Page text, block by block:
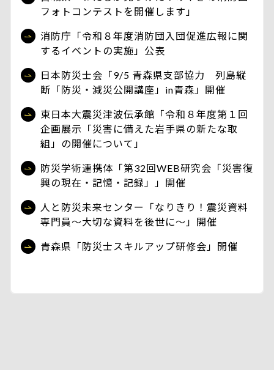
フォトコンテストを開催します」
消防庁「令和８年度消防団入団促進広報に関
するイベントの実施」公表
日本防災士会「9/5 青森県支部協力 列島縦
断「防災・減災公開講座」in青森」開催
東日本大震災津波伝承館「令和８年度第１回
企画展示「災害に備えた岩手県の新たな取
組」の開催について」
防災学術連携体「第32回WEB研究会「災害復
興の現在・記憶・記録」」開催
人と防災未来センター「なりきり！震災資料
専門員～大切な資料を後世に～」開催
青森県「防災士スキルアップ研修会」開催